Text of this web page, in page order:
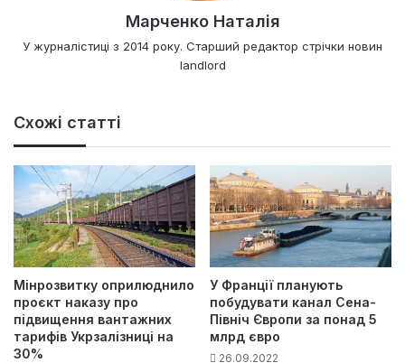
Марченко Наталія
У журналістиці з 2014 року. Старший редактор стрічки новин
landlord
Схожі статті
Мінрозвитку оприлюднило
проєкт наказу про
підвищення вантажних
тарифів Укрзалізниці на
30%
У Франції планують
побудувати канал Сена-
Північ Європи за понад 5
млрд євро
26.09.2022